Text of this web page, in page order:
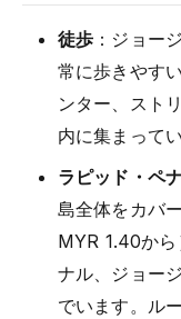
徒歩 ：ジョー
常に歩きやす
ンター、スト
内に集まってい
ラピッド・ペ
島全体をカバ
MYR 1.40から
ナル、ジョー
でいます。ル